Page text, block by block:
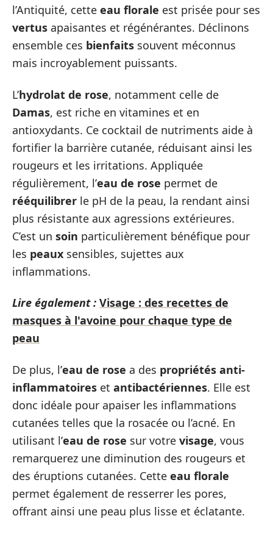
l’Antiquité, cette eau florale est prisée pour ses
vertus apaisantes et régénérantes. Déclinons
ensemble ces bienfaits souvent méconnus
mais incroyablement puissants.
L’hydrolat de rose, notamment celle de
Damas, est riche en vitamines et en
antioxydants. Ce cocktail de nutriments aide à
fortifier la barrière cutanée, réduisant ainsi les
rougeurs et les irritations. Appliquée
régulièrement, l’eau de rose permet de
rééquilibrer le pH de la peau, la rendant ainsi
plus résistante aux agressions extérieures.
C’est un soin particulièrement bénéfique pour
les peaux sensibles, sujettes aux
inflammations.
Lire également : Visage : des recettes de
masques à l'avoine pour chaque type de
peau
De plus, l’eau de rose a des propriétés anti-
inflammatoires et antibactériennes. Elle est
donc idéale pour apaiser les inflammations
cutanées telles que la rosacée ou l’acné. En
utilisant l’eau de rose sur votre visage, vous
remarquerez une diminution des rougeurs et
des éruptions cutanées. Cette eau florale
permet également de resserrer les pores,
offrant ainsi une peau plus lisse et éclatante.